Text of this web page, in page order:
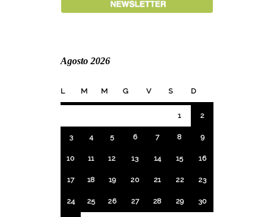
Agosto 2026
L M M G V S D
1 2
3 4 5 6 7 8 9
10 11 12 13 14 15 16
17 18 19 20 21 22 23
24 25 26 27 28 29 30